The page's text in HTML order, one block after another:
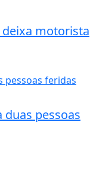
motorista
pessoas